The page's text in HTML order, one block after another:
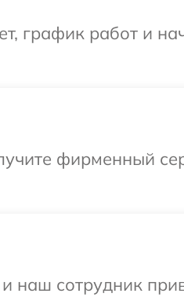
график работ и
фирменный
наш сотрудник